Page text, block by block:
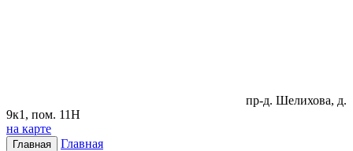
пр-д. Шелихова, д.
9к1, пом. 11Н
на карте
Главная
Главная